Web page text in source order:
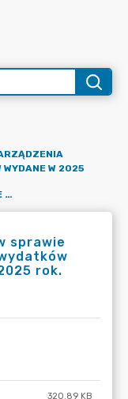
WYDANE W 2025
ZARZĄDZENIE NR 152/2025 W SPRAWIE ZMIAN W PLANIE FINANSOWYM WYDATKÓW BUDŻETU GMINY BORONÓW NA 2025 ROK.
sprawie
rok.
320.89 KB